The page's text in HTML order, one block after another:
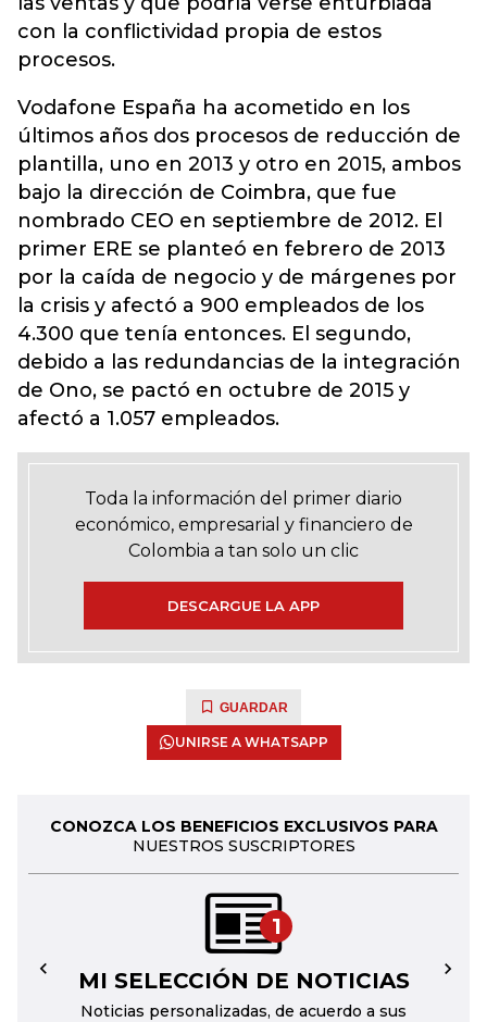
con la conflictividad propia de estos
procesos.
Vodafone España ha acometido en los
últimos años dos procesos de reducción de
plantilla, uno en 2013 y otro en 2015, ambos
bajo la dirección de Coimbra, que fue
nombrado CEO en septiembre de 2012. El
primer ERE se planteó en febrero de 2013
por la caída de negocio y de márgenes por
la crisis y afectó a 900 empleados de los
4.300 que tenía entonces. El segundo,
debido a las redundancias de la integración
de Ono, se pactó en octubre de 2015 y
afectó a 1.057 empleados.
Toda la información del primer diario
económico, empresarial y financiero de
Colombia a tan solo un clic
DESCARGUE LA APP
GUARDAR
UNIRSE A WHATSAPP
CONOZCA LOS BENEFICIOS EXCLUSIVOS PARA
NUESTROS SUSCRIPTORES
1
MI SELECCIÓN DE NOTICIAS
Noticias personalizadas, de acuerdo a sus
← →